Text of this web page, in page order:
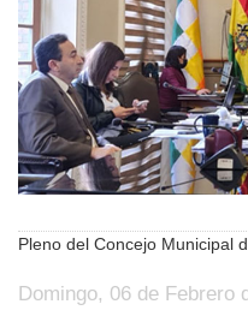
Pleno del Concejo Municipal
Domingo, 06 de Febrero